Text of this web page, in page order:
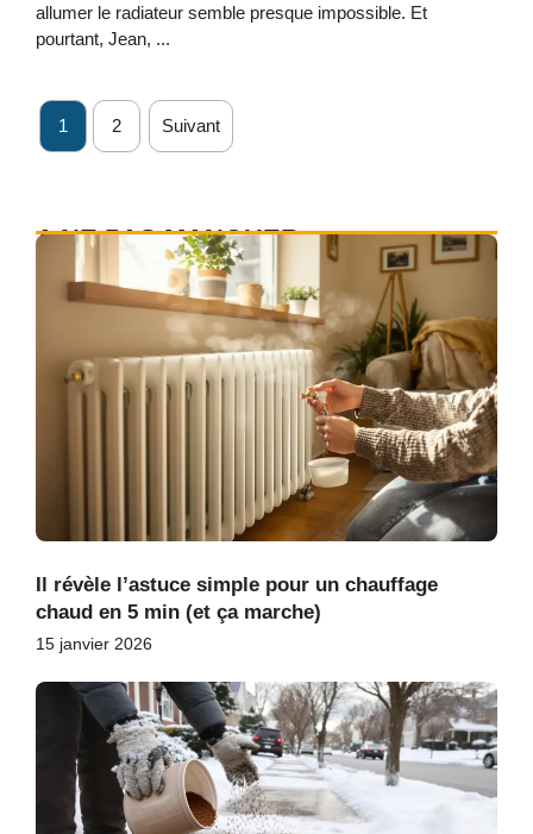
allumer le radiateur semble presque impossible. Et
pourtant, Jean, ...
1 2 Suivant
A NE PAS MANQUER
Il révèle l’astuce simple pour un chauffage
chaud en 5 min (et ça marche)
15 janvier 2026